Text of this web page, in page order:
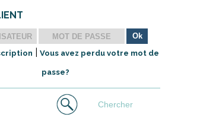
Vous avez perdu votre mot de
passe?